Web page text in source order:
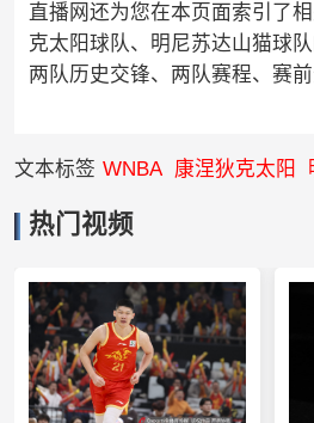
直播网还为您在本页面索引了
克太阳球队、明尼苏达山猫球
两队历史交锋、两队赛程、赛前
文本标签 WNBA 康涅狄克太阳
热门视频